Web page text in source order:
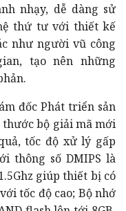
nhạy, dễ dàng sử
thứ tư với thiết kế
như người vũ công
tạo nên những
đốc Phát triển sản
thước bộ giải mã mới
tốc độ xử lý gấp
thông số DMIPS là
giúp thiết bị có
tốc độ cao; Bộ nhớ